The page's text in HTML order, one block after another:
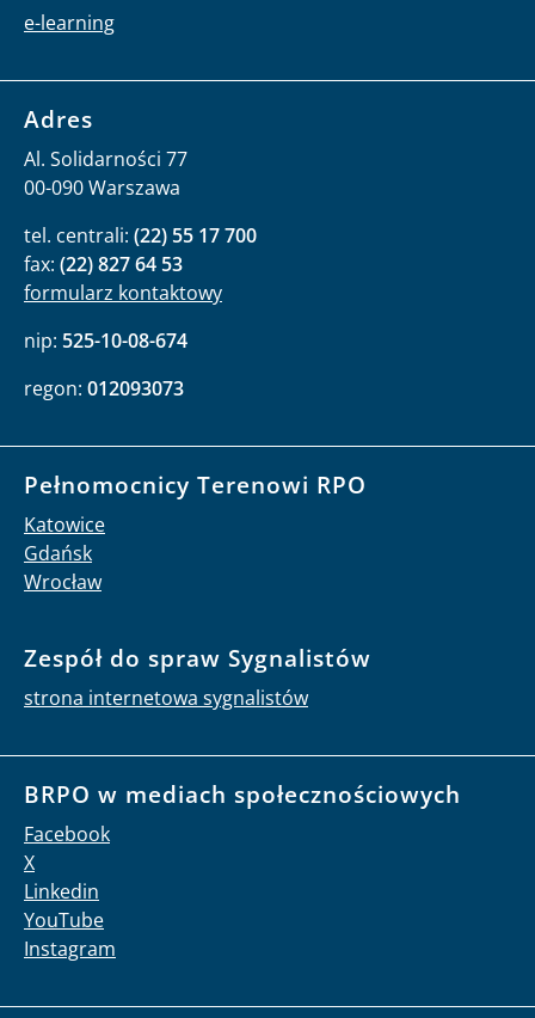
e-learning
Adres
Al. Solidarności 77
00-090 Warszawa
tel. centrali: (22) 55 17 700
fax: (22) 827 64 53
formularz kontaktowy
nip: 525-10-08-674
regon: 012093073
Pełnomocnicy Terenowi RPO
Katowice
Gdańsk
Wrocław
Zespół do spraw Sygnalistów
strona internetowa sygnalistów
BRPO w mediach społecznościowych
Facebook
X
Linkedin
YouTube
Instagram